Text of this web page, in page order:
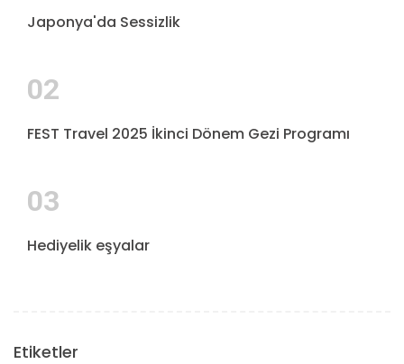
Japonya'da Sessizlik
02
FEST Travel 2025 İkinci Dönem Gezi Programı
03
Hediyelik eşyalar
Etiketler